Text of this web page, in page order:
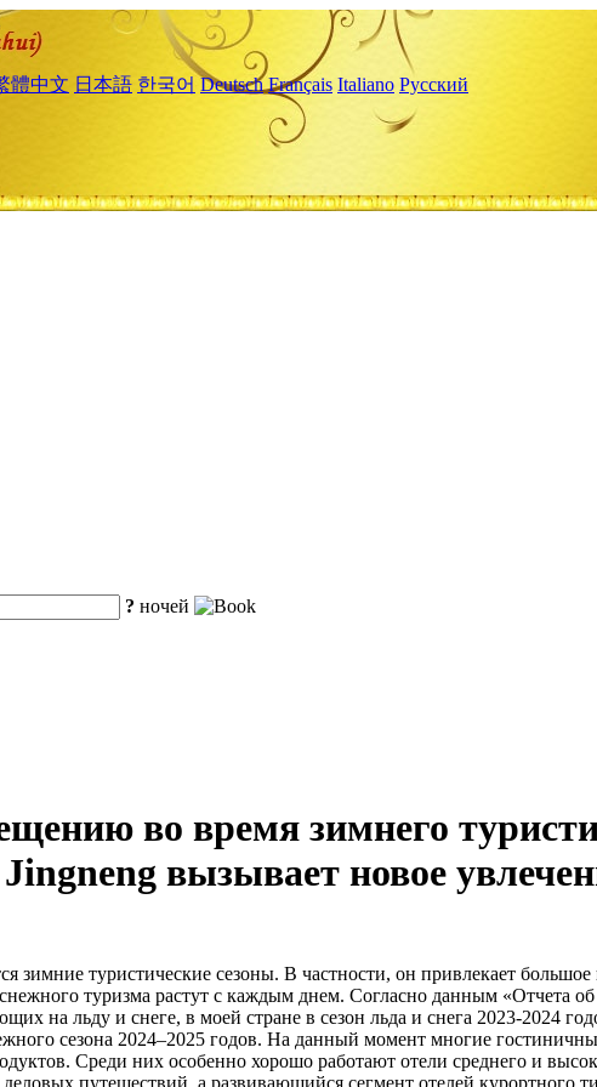
體中文 日本語 한국어 Deutsch Français Italiano Русский
? ночей
во время зимнего
вызывает новое
зимние туристические сезоны. В частности, он привлекает
туризма растут с каждым днем. Согласно данным «Отчета
на льду и снеге, в моей стране в сезон льда и снега 2023-2024
сезона 2024–2025 годов. На данный момент многие
Среди них особенно хорошо работают отели среднего и
путешествий, а развивающийся сегмент отелей курортного